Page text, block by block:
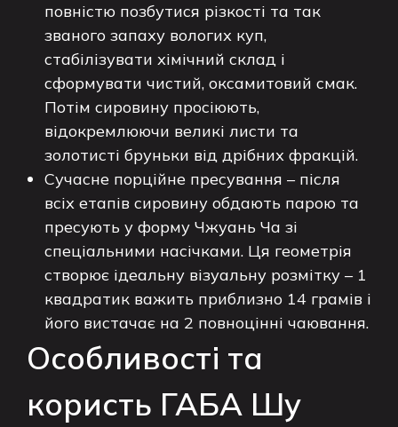
повністю позбутися різкості та так
званого запаху вологих куп,
стабілізувати хімічний склад і
сформувати чистий, оксамитовий смак.
Потім сировину просіюють,
відокремлюючи великі листи та
золотисті бруньки від дрібних фракцій.
Сучасне порційне пресування – після
всіх етапів сировину обдають парою та
пресують у форму Чжуань Ча зі
спеціальними насічками. Ця геометрія
створює ідеальну візуальну розмітку – 1
квадратик важить приблизно 14 грамів і
його вистачає на 2 повноцінні чаювання.
Особливості та
користь ГАБА Шу